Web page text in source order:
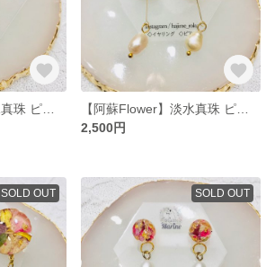
2,500円
SOLD OUT SOLD OUT